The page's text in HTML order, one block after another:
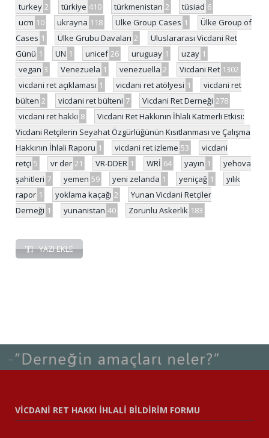
turkey 2 türkiye 410 türkmenistan 2 tüsiad 6
ucm 10 ukrayna 118 Ulke Group Cases 1
Ülke Group of
Cases 1 Ülke Grubu Davaları 2
Uluslararası Vicdani Ret
Günü 1 UN 1 unicef 26 uruguay 1 uzay 1
vegan 3 Venezuela 1 venezuella 2 Vicdani Ret 1302
vicdani ret açıklaması 1 vicdani ret atölyesi 1
vicdani ret
bülten 2 vicdani ret bülteni 7 Vicdani Ret Derneği 278
vicdani ret hakkı 8
Vicdani Ret Hakkının İhlali Katmerli Etkisi:
Vicdani Retçilerin Seyahat Özgürlüğünün Kısıtlanması ve Çalışma
Hakkının İhlali Raporu 1 vicdani ret izleme 53
vicdani
retçi 5 vr der 21 VR-DDER 1 WRİ 64 yayın 1
yehova
şahitleri 7 yemen 59 yeni zelanda 1 yeniçağ 1
yılık
rapor 1 yoklama kaçağı 2
Yunan Vicdani Retçiler
Derneği 1 yunanistan 40 Zorunlu Askerlik 183
YAZI EKLE
VİCDANİ RET HAKKI İHLALİ BİLDİRİM FORMU